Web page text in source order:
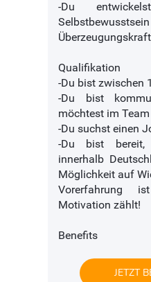
-Du
Qualifikation
-Du bist zwischen
-Du bist
möchtest im
-Du suchst einen
-Du bist
innerhalb
Möglichkeit auf
Vorerfahrung
Motivation zählt!
Benefits
JETZT